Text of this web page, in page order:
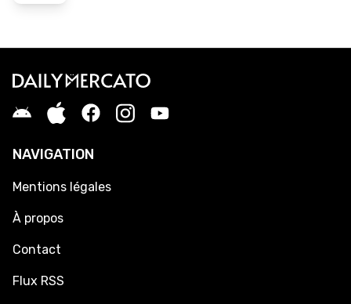
NAVIGATION
Mentions légales
À propos
Contact
Flux RSS